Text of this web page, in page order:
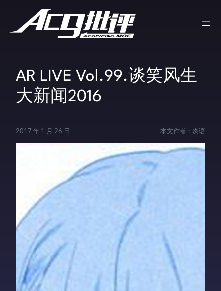
AR LIVE Vol.99.谈笑风生
大新闻2016
2017 年 1 月 26 日 本文作者： 炎语